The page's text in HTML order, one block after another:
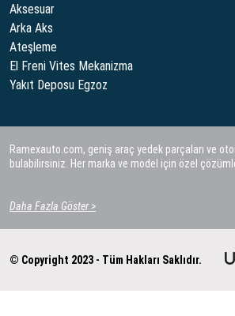
Aksesuar
Arka Aks
Ateşleme
El Freni Vites Mekanizma
Yakıt Deposu Egzoz
Ramexauto.com, geniş araç yedek parçaları ve
bulabilirsiniz. Her marka ve model için özel
Daha Fazla Göster >
© Copyright 2023 - Tüm Hakları Saklıdır.